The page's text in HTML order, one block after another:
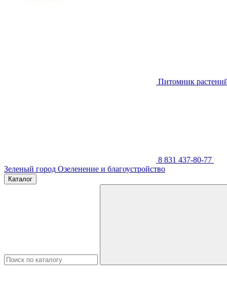
Питомник
8 831 437-80-77
Зеленый город Озеленение и благоустройство
Каталог